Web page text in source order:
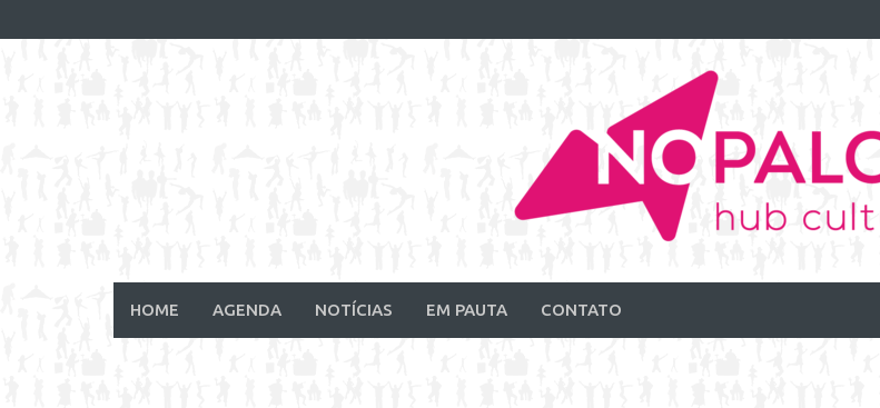
to
HOME AGENDA NOTÍCIAS EM PAUTA CONTATO